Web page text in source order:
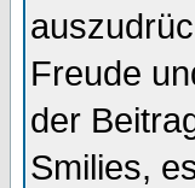
Freude
der
Smilies,